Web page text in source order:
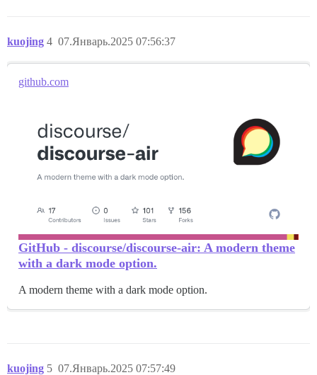
kuojing 07.Январь.2025 07:56:37
4
github.com
GitHub - discourse/discourse-air: A modern theme
with a dark mode option.
A modern theme with a dark mode option.
kuojing 07.Январь.2025 07:57:49
5